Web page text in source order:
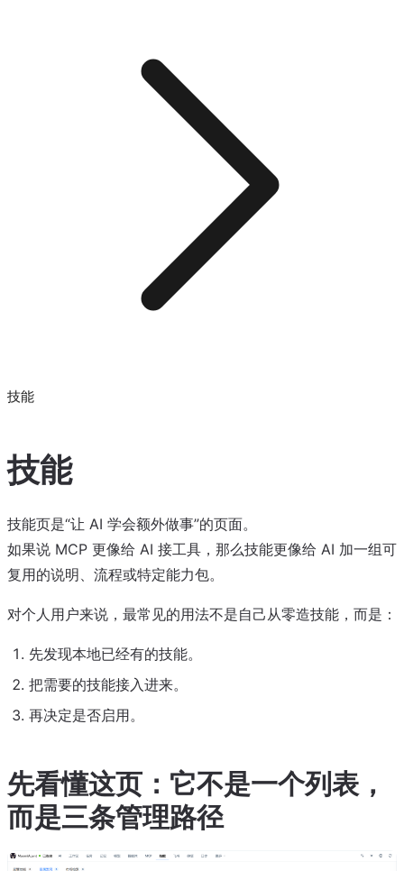
技能
技能
技能页是“让 AI 学会额外做事”的页面。
如果说 MCP 更像给 AI 接工具，那么技能更像给 AI 加一组可
复用的说明、流程或特定能力包。
对个人用户来说，最常见的用法不是自己从零造技能，而是：
先发现本地已经有的技能。
把需要的技能接入进来。
再决定是否启用。
先看懂这页：它不是一个列表，
而是三条管理路径